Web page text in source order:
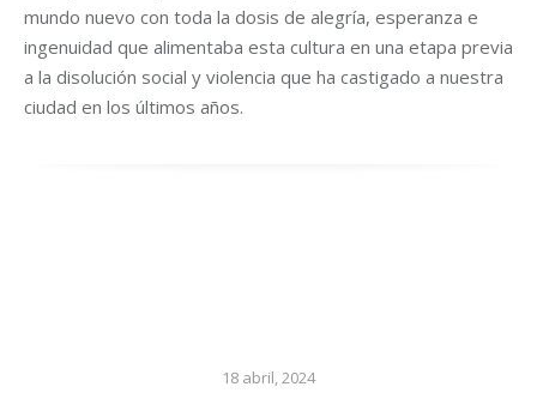
mundo nuevo con toda la dosis de alegría, esperanza e
ingenuidad que alimentaba esta cultura en una etapa previa
a la disolución social y violencia que ha castigado a nuestra
ciudad en los últimos años.
18 abril, 2024